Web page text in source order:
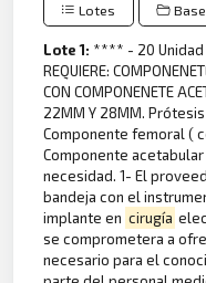
Lotes
Lote 1: **** - 20 Unidad -
REQUIERE:
CON COMPONENETE
22MM Y 28MM.
Componente femoral (
Componente
necesidad. 1- El
bandeja con el
implante en cirugía
se comprometera a
necesario para el